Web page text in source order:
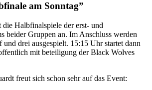
am Sonntag”
die Halbfinalspiele der erst- und
beider Gruppen an. Im Anschluss werden
und drei ausgespielt. 15:15 Uhr startet dann
mit beteiligung der Black Wolves
freut sich schon sehr auf das Event: